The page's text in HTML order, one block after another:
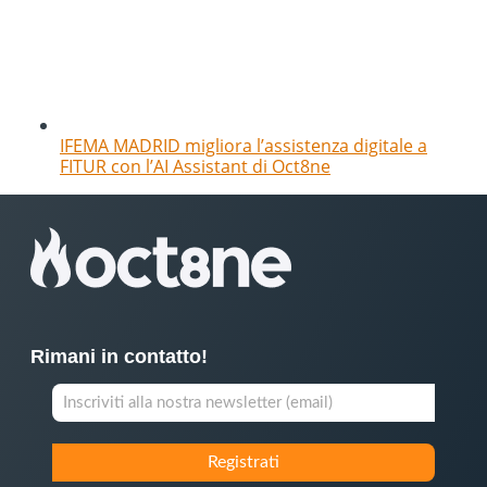
IFEMA MADRID migliora l’assistenza digitale a
FITUR con l’AI Assistant di Oct8ne
Rimani in contatto!